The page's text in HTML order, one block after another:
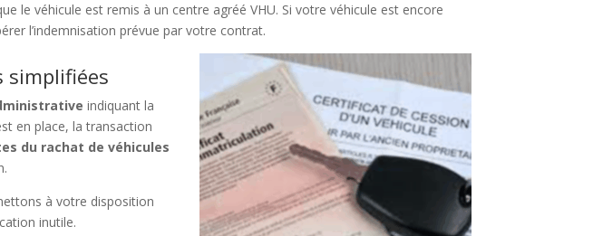
le véhicule est remis à un centre agréé VHU. Si votre véhicule est encore
l’indemnisation prévue par votre contrat.
simplifiées
indiquant la
en place, la transaction
du rachat de véhicules
à votre disposition
inutile.